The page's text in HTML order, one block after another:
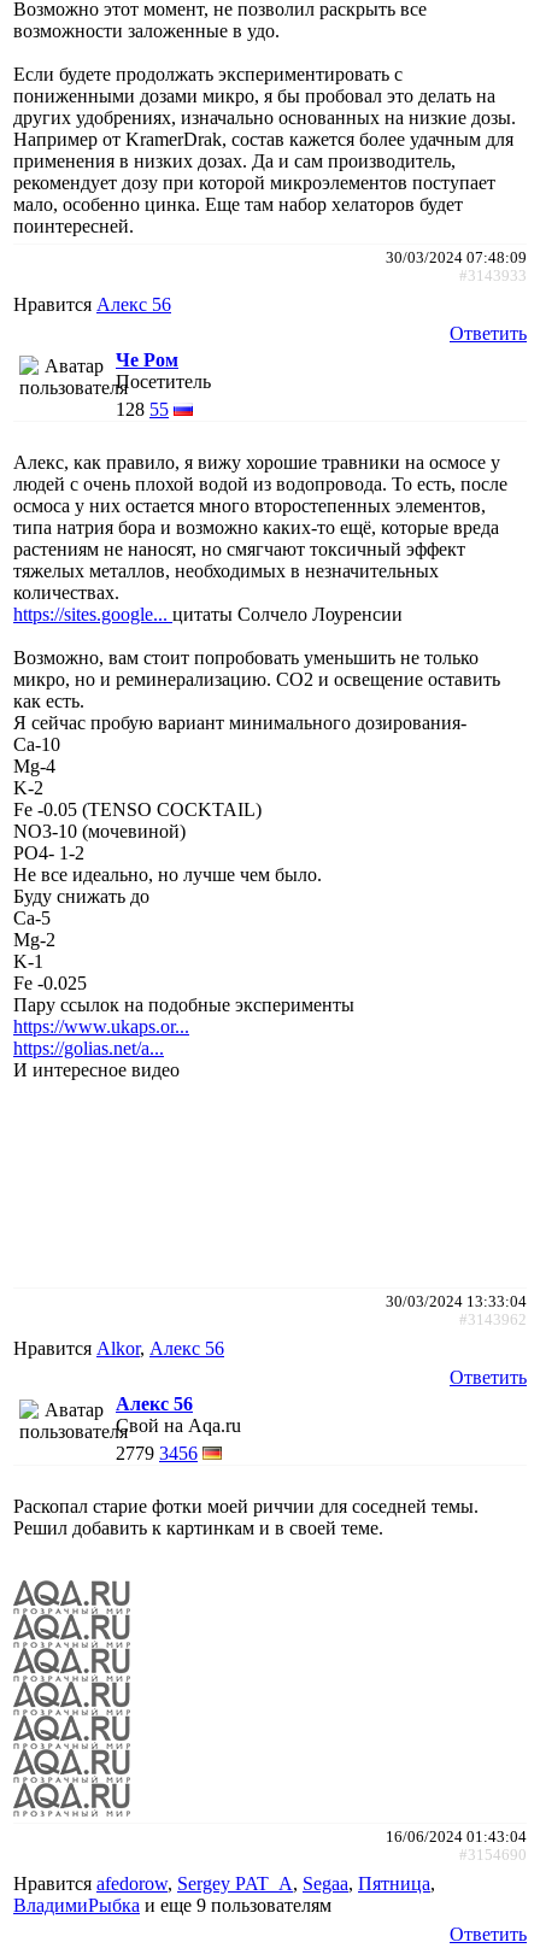
Возможно этот момент, не позволил раскрыть все
возможности заложенные в удо.
Если будете продолжать экспериментировать с
пониженными дозами микро, я бы пробовал это делать на
других удобрениях, изначально основанных на низкие дозы.
Например от KramerDrak, состав кажется более удачным для
применения в низких дозах. Да и сам производитель,
рекомендует дозу при которой микроэлементов поступает
мало, особенно цинка. Еще там набор хелаторов будет
поинтересней.
30/03/2024 07:48:09
#3143933
Нравится Алекс 56
Ответить
Че Ром
Посетитель
128 55
Алекс, как правило, я вижу хорошие травники на осмосе у
людей с очень плохой водой из водопровода. То есть, после
осмоса у них остается много второстепенных элементов,
типа натрия бора и возможно каких-то ещё, которые вреда
растениям не наносят, но смягчают токсичный эффект
тяжелых металлов, необходимых в незначительных
количествах.
https://sites.google... цитаты Солчело Лоуренсии
Возможно, вам стоит попробовать уменьшить не только
микро, но и реминерализацию. СО2 и освещение оставить
как есть.
Я сейчас пробую вариант минимального дозирования-
Са-10
Mg-4
K-2
Fe -0.05 (TENSO COCKTAIL)
NO3-10 (мочевиной)
РО4- 1-2
Не все идеально, но лучше чем было.
Буду снижать до
Са-5
Mg-2
K-1
Fe -0.025
Пару ссылок на подобные эксперименты
https://www.ukaps.or...
https://golias.net/a...
И интересное видео
30/03/2024 13:33:04
#3143962
Нравится Alkor, Алекс 56
Ответить
Алекс 56
Свой на Aqa.ru
2779 3456
Раскопал старие фотки моей риччии для соседней темы.
Решил добавить к картинкам и в своей теме.
16/06/2024 01:43:04
#3154690
Нравится afedorow, Sergey PAT_A, Segaa, Пятница,
ВладимиРыбка и еще 9 пользователям
Ответить